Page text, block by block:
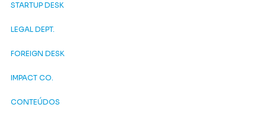
STARTUP DESK
LEGAL DEPT.
FOREIGN DESK
IMPACT CO.
CONTEÚDOS